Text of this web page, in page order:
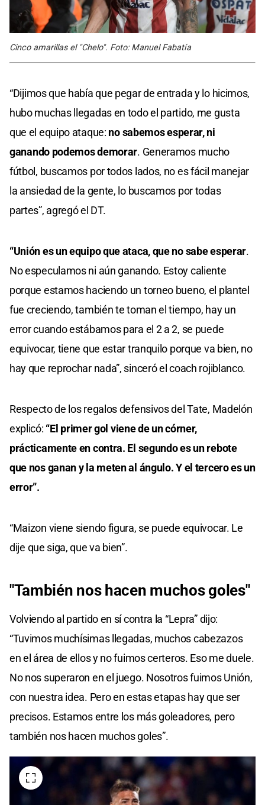
Cinco amarillas el "Chelo". Foto: Manuel Fabatía
“Dijimos que había que pegar de entrada y lo hicimos,
hubo muchas llegadas en todo el partido, me gusta
que el equipo ataque: no sabemos esperar, ni
ganando podemos demorar. Generamos mucho
fútbol, buscamos por todos lados, no es fácil manejar
la ansiedad de la gente, lo buscamos por todas
partes”, agregó el DT.
“Unión es un equipo que ataca, que no sabe esperar.
No especulamos ni aún ganando. Estoy caliente
porque estamos haciendo un torneo bueno, el plantel
fue creciendo, también te toman el tiempo, hay un
error cuando estábamos para el 2 a 2, se puede
equivocar, tiene que estar tranquilo porque va bien, no
hay que reprochar nada”, sinceró el coach rojiblanco.
Respecto de los regalos defensivos del Tate, Madelón
explicó: “El primer gol viene de un córner,
prácticamente en contra. El segundo es un rebote
que nos ganan y la meten al ángulo. Y el tercero es un
error”.
“Maizon viene siendo figura, se puede equivocar. Le
dije que siga, que va bien”.
"También nos hacen muchos goles"
Volviendo al partido en sí contra la “Lepra” dijo:
“Tuvimos muchísimas llegadas, muchos cabezazos
en el área de ellos y no fuimos certeros. Eso me duele.
No nos superaron en el juego. Nosotros fuimos Unión,
con nuestra idea. Pero en estas etapas hay que ser
precisos. Estamos entre los más goleadores, pero
también nos hacen muchos goles”.